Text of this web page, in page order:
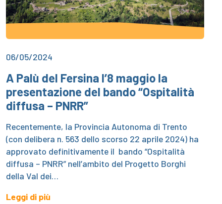
06/05/2024
A Palù del Fersina l’8 maggio la
presentazione del bando “Ospitalità
diffusa – PNRR”
Recentemente, la Provincia Autonoma di Trento
(con delibera n. 563 dello scorso 22 aprile 2024) ha
approvato definitivamente il bando “Ospitalità
diffusa – PNRR” nell’ambito del Progetto Borghi
della Val dei…
Leggi di più